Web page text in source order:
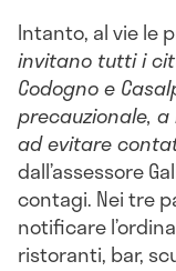
Intanto, al vie le
invitano tutti i
Codogno e
precauzionale,
ad evitare
dall’assessore
contagi. Nei tre
notificare
ristoranti, bar,